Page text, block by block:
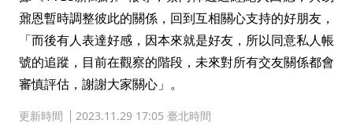
鼐恩暫時調整彼此的關係，回到互相關心支持的好朋友，
「而後有人表達好感，因本來就是好友，所以同意私人帳
號的追蹤，目前在觀察的階段，未來對所有交友關係都會
審慎評估，謝謝大家關心」。
更新時間 2023.11.29 17:05 臺北時間